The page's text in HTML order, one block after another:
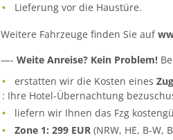
Lieferung vor die Haustüre.
Weitere Fahrzeuge finden Sie auf
—- Weite Anreise? Kein Problem!
erstatten wir die Kosten eines
: Ihre Hotel-Übernachtung
liefern wir Ihnen das Fzg
Zone 1: 299 EUR (NRW, HE, B-W,